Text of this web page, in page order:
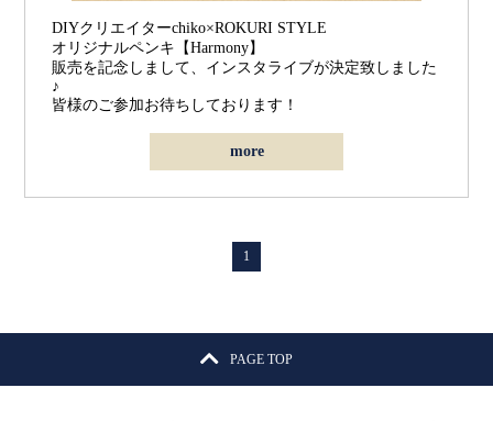
DIYクリエイターchiko×ROKURI STYLE
オリジナルペンキ【Harmony】
販売を記念しまして、インスタライブが決定致しました
♪
皆様のご参加お待ちしております！
more
1
PAGE TOP